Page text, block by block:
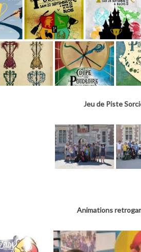
Jeu de Piste
Animations